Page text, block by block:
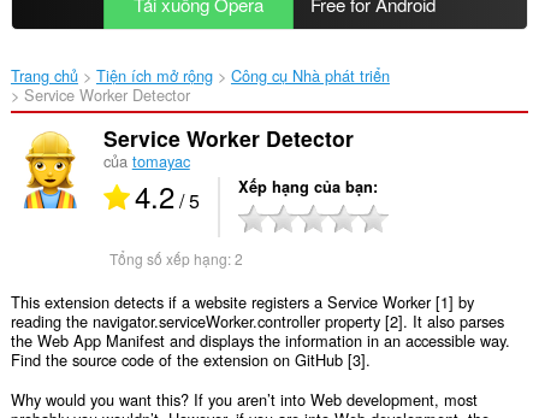
Trang chủ Tiện ích mở rộng
Công cụ Nhà phát triển
Service Worker Detector‎
Service Worker Detector
của tomayac
4.2/ 5 Xếp hạng của bạn
Tổng số xếp hạng:2
This extension detects if a website registers a Service Worker [1] by
reading the navigator.serviceWorker.controller property [2]. It also parses
the Web App Manifest and displays the information in an accessible way.
Find the source code of the extension on GitHub [3].
Why would you want this? If you aren’t into Web development, most